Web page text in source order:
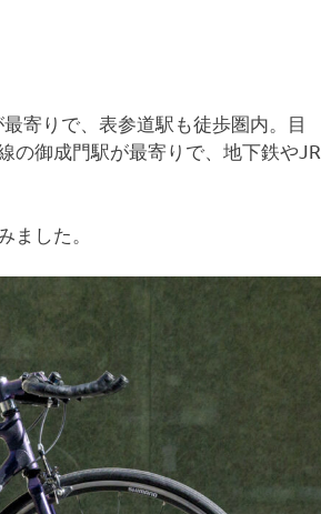
寄りで、表参道駅も徒歩圏内。目
の御成門駅が最寄りで、地下鉄やJR
ました。